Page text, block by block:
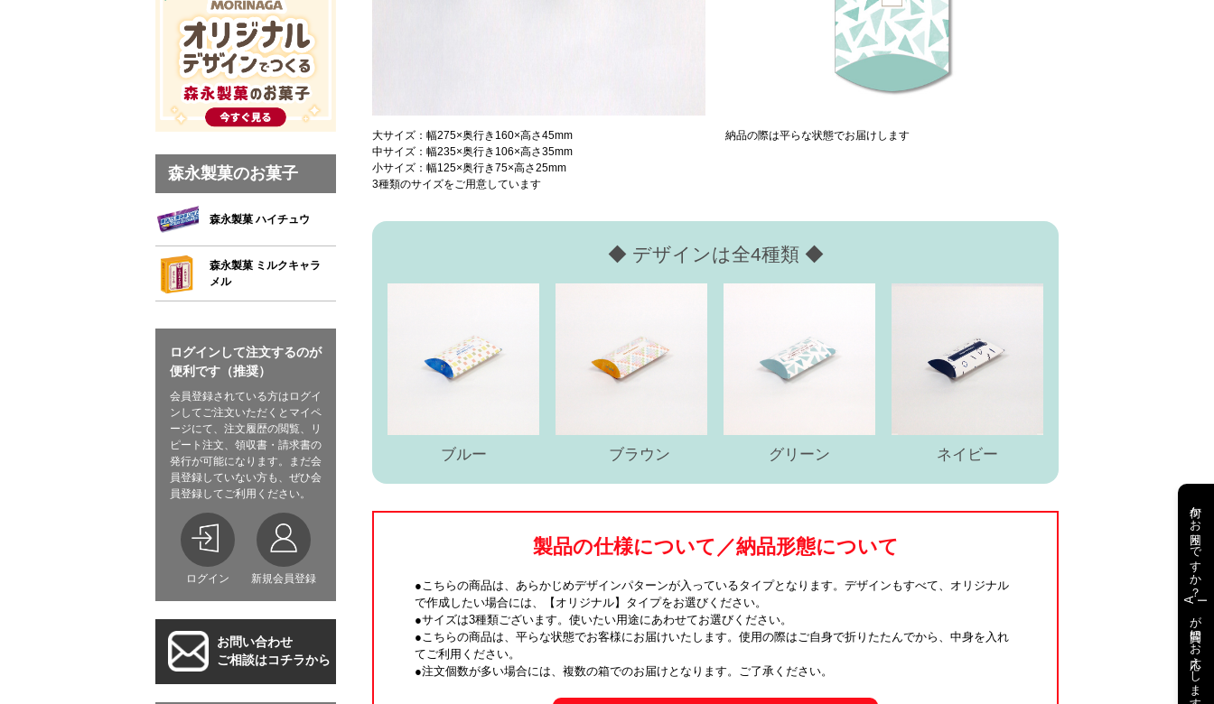
大サイズ：幅275×奥行き160×高さ45mm
中サイズ：幅235×奥行き106×高さ35mm
小サイズ：幅125×奥行き75×高さ25mm
3種類のサイズをご用意しています
納品の際は平らな状態でお届けします
◆ デザインは全4種類 ◆
ブルー ブラウン グリーン ネイビー
製品の仕様について／納品形態について
●こちらの商品は、あらかじめデザインパターンが入っているタイプとなります。デザインもすべて、オリジナル
で作成したい場合には、【オリジナル】タイプをお選びください。
●サイズは3種類ございます。使いたい用途にあわせてお選びください。
●こちらの商品は、平らな状態でお客様にお届けいたします。使用の際はご自身で折りたたんでから、中身を入れ
てご利用ください。
●注文個数が多い場合には、複数の箱でのお届けとなります。ご了承ください。
森永製菓のお菓子
森永製菓 ハイチュウ
森永製菓 ミルクキャラ
メル
ログインして注文するのが
便利です（推奨）
会員登録されている方はログイ
ンしてご注文いただくとマイペ
ージにて、注文履歴の閲覧、リ
ピート注文、領収書・請求書の
発行が可能になります。まだ会
員登録していない方も、ぜひ会
員登録してご利用ください。
ログイン 新規会員登録
お問い合わせ
ご相談はコチラから
何かお困りですか？
AI
が質問にお応えします